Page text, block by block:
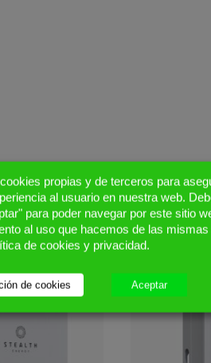
Productos Relacionados
propias y de terceros para
al usuario en nuestra web.
para poder navegar por este sitio
al uso que hacemos de las
de cookies y privacidad.
de cookies Aceptar